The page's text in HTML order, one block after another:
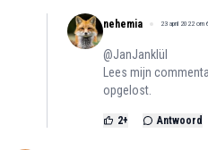
nehemia 23 april 2022 om
@JanJanklül
Lees mijn
opgelost.
2+ Antwoord